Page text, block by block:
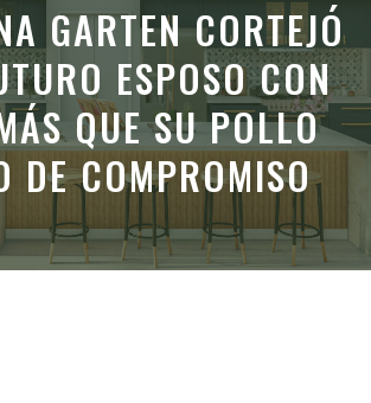
GARTEN CORTEJÓ
ESPOSO CON
QUE SU POLLO
DE COMPROMISO